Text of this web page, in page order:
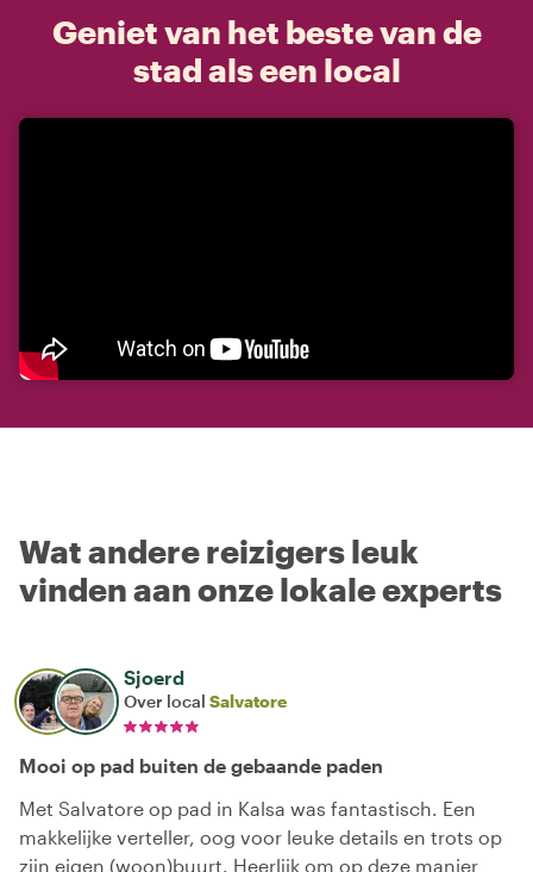
Geniet van het beste van de
stad als een local
Wat andere reizigers leuk
vinden aan onze lokale experts
Sjoerd
Over local Salvatore
Mooi op pad buiten de gebaande paden
Met Salvatore op pad in Kalsa was fantastisch. Een
makkelijke verteller, oog voor leuke details en trots op
zijn eigen (woon)buurt. Heerlijk om op deze manier